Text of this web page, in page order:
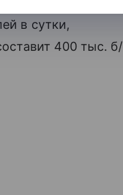
в сутки,
400 тыс. б/